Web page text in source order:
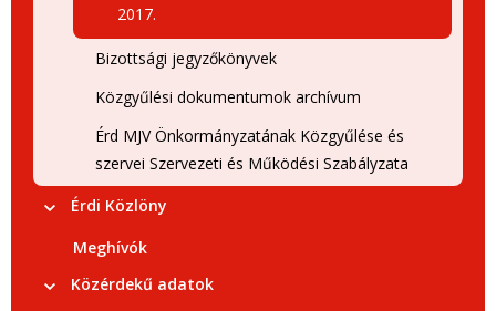
2017.
Bizottsági jegyzőkönyvek
Közgyűlési dokumentumok archívum
Érd MJV Önkormányzatának Közgyűlése és
szervei Szervezeti és Működési Szabályzata
Érdi Közlöny
Meghívók
Közérdekű adatok